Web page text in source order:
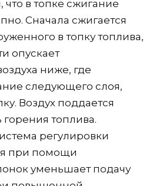
что в топке сжигание
Сначала сжигается
в топку топлива,
опускает
ниже, где
следующего слоя,
Воздух поддается
горения топлива.
регулировки
при помощи
уменьшает подачу